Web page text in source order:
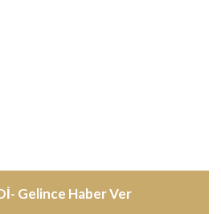
Gelince Haber Ver